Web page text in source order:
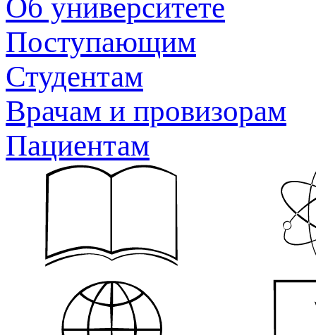
Об университете
Поступающим
Студентам
Врачам и провизорам
Пациентам